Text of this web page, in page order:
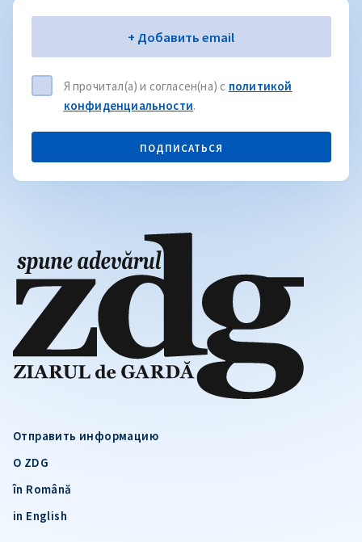
Отправить информацию
О ZDG
în Română
in English
Электронная почта+ Добавить email
Я прочитал(а) и согласен(на) с политикой
конфиденциальности.
ПОДПИСАТЬСЯ